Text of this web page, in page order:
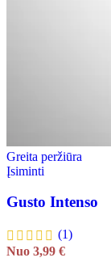
Greita peržiūra
Įsiminti
Gusto Intenso
(1)
Nuo 3,99 €